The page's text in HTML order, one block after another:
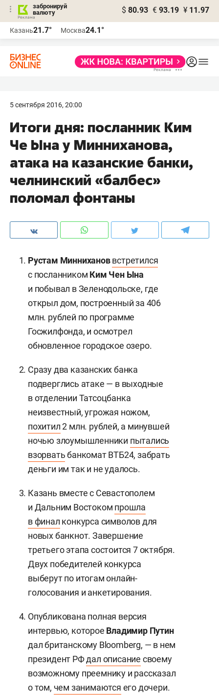
забронируй
валюту
$ 80.93 € 93.19 ¥ 11.97
Казань21.7° Москва24.1°
5 сентября 2016, 20:00
Итоги дня: посланник Ким
Че Ына у Минниханова,
атака на казанские банки,
челнинский «балбес»
поломал фонтаны
Рустам Минниханов встретился
с посланником Ким Чен Ына
и побывал в Зеленодольске, где
открыл дом, построенный за 406
млн. рублей по программе
Госжилфонда, и осмотрел
обновленное городское озеро.
Сразу два казанских банка
подверглись атаке — в выходные
в отделении Татсоцбанка
неизвестный, угрожая ножом,
похитил2 млн. рублей, а минувшей
ночью злоумышленники пытались
взорватьбанкомат ВТБ24, забрать
деньги им так и не удалось.
Казань вместе с Севастополем
и Дальним Востоком прошла
в финал конкурса символов для
новых банкнот. Завершение
третьего этапа состоится 7 октября.
Двух победителей конкурса
выберут по итогам онлайн-
голосования и анкетирования.
Опубликована полная версия
интервью, которое Владимир Путин
дал британскому Bloomberg, — в нем
президент РФдал описание своему
возможному преемнику и рассказал
о том, чем занимаются его дочери.